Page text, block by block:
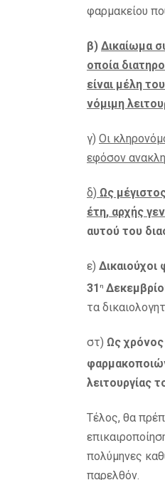
φαρμακείου
β) Δικαίωμα
οποία
είναι μέλη
νόμιμη
γ) Οι
εφόσον
δ) Ως
έτη, αρχής
αυτού του
ε) Δικαιούχοι
31 η
τα
στ) Ως
λειτουργίας
Τέλος, θα
πολύμηνες
παρελθόν.